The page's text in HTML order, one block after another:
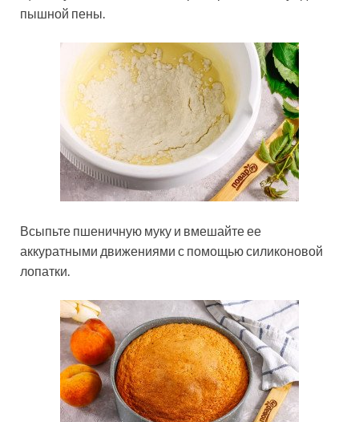
пышной пены.
Всыпьте пшеничную муку и вмешайте ее
аккуратными движениями с помощью силиконовой
лопатки.